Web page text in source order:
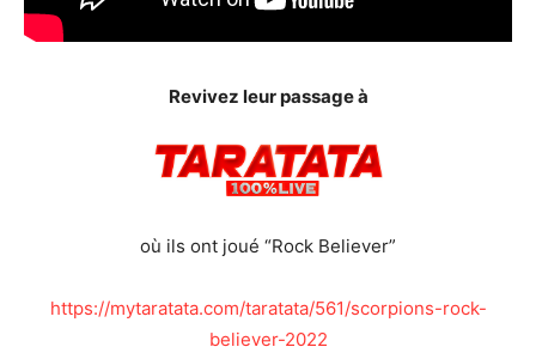
Revivez leur passage à
où ils ont joué “Rock Believer”
https://mytaratata.com/taratata/561/scorpions-rock-
believer-2022